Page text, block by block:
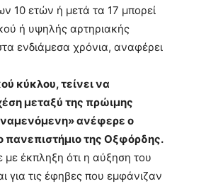
10 ετών ή μετά τα 17 μπορεί
ή υψηλής αρτηριακής
ενδιάμεσα χρόνια, αναφέρει
κύκλου, τείνει να
μεταξύ της πρώιμης
ανέφερε ο
πανεπιστήμιο της Οξφόρδης.
έκπληξη ότι η αύξηση του
τις έφηβες που εμφάνιζαν